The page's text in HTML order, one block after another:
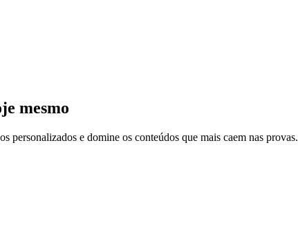
mesmo
personalizados e domine os conteúdos que mais caem nas provas.